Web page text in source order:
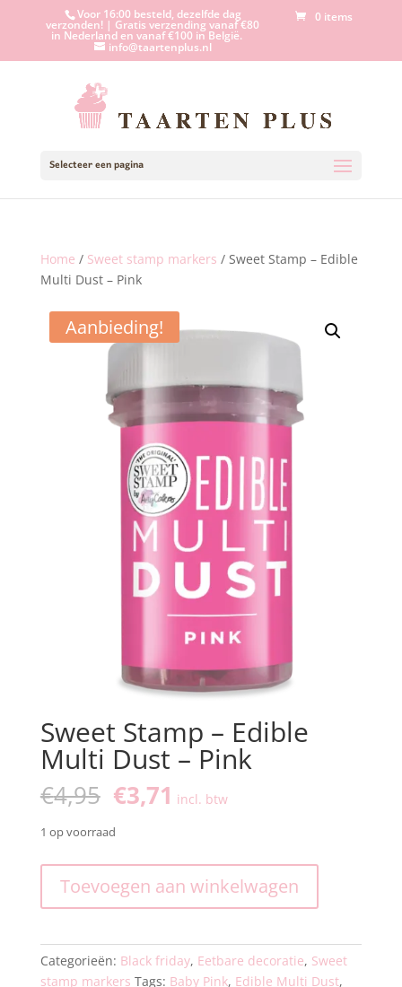
Voor 16:00 besteld, dezelfde dag
verzonden! | Gratis verzending vanaf €80
in Nederland en vanaf €100 in België.
info@taartenplus.nl
0 items
Selecteer een pagina
Home / Sweet stamp markers / Sweet Stamp – Edible
Multi Dust – Pink
Aanbieding!
Sweet Stamp – Edible
Multi Dust – Pink
€4,95 Oorspronkelijke
prijs
was:
€4,95.
€3,71 Huidige
prijs
€3,71.
incl. btw
1 op voorraad
Stamp
Multi
Dust
Toevoegen aan winkelwagen
Categorieën: Black friday, Eetbare decoratie, Sweet
stamp markers Tags: Baby Pink, Edible Multi Dust,